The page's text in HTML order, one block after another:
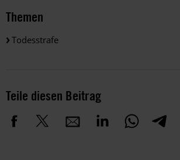
Themen
Todesstrafe
Teile diesen Beitrag